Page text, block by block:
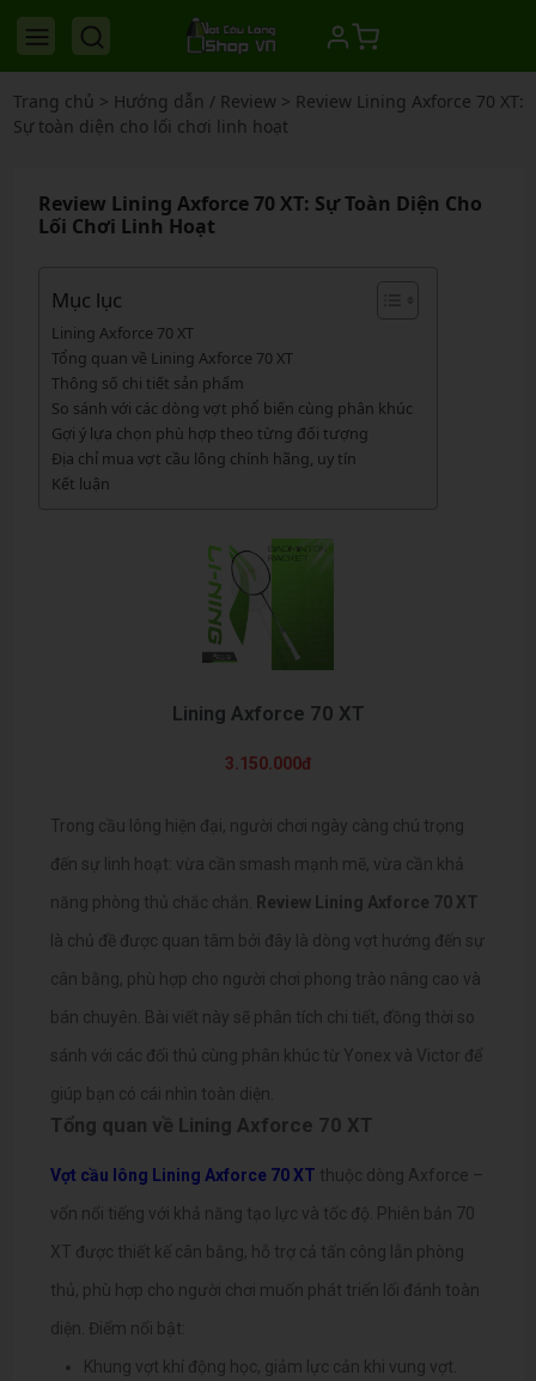
Trang chủ > Hướng dẫn / Review> Review Lining Axforce 70 XT:
Sự toàn diện cho lối chơi linh hoạt
Review Lining Axforce 70 XT: Sự Toàn Diện Cho
Lối Chơi Linh Hoạt
Mục lục
Lining Axforce 70 XT
Tổng quan về Lining Axforce 70 XT
Thông số chi tiết sản phẩm
So sánh với các dòng vợt phổ biến cùng phân khúc
Gợi ý lựa chọn phù hợp theo từng đối tượng
Địa chỉ mua vợt cầu lông chính hãng, uy tín
Kết luận
Lining Axforce 70 XT
3.150.000đ
Trong cầu lông hiện đại, người chơi ngày càng chú trọng
đến sự linh hoạt: vừa cần smash mạnh mẽ, vừa cần khả
năng phòng thủ chắc chắn. Review Lining Axforce 70 XT
là chủ đề được quan tâm bởi đây là dòng vợt hướng đến sự
cân bằng, phù hợp cho người chơi phong trào nâng cao và
bán chuyên. Bài viết này sẽ phân tích chi tiết, đồng thời so
sánh với các đối thủ cùng phân khúc từ Yonex và Victor để
giúp bạn có cái nhìn toàn diện.
Tổng quan về Lining Axforce 70 XT
Vợt cầu lông Lining Axforce 70 XT thuộc dòng Axforce –
vốn nổi tiếng với khả năng tạo lực và tốc độ. Phiên bản 70
XT được thiết kế cân bằng, hỗ trợ cả tấn công lẫn phòng
thủ, phù hợp cho người chơi muốn phát triển lối đánh toàn
diện. Điểm nổi bật:
Khung vợt khí động học, giảm lực cản khi vung vợt.